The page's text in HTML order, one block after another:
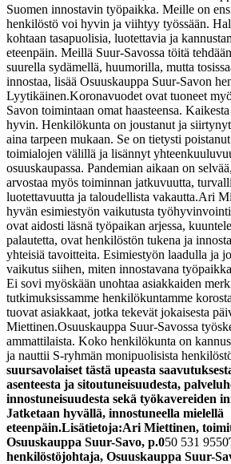
Suomen innostavin työpaikka. Meille on
henkilöstö voi hyvin ja viihtyy työssään.
kohtaan tasapuolisia, luotettavia ja
eteenpäin. Meillä Suur-Savossa töitä
suurella sydämellä, huumorilla, mutta
innostaa, lisää Osuuskauppa Suur-Savon
Lyytikäinen.Koronavuodet ovat tuoneet
Savon toimintaan omat haasteensa.
hyvin. Henkilökunta on joustanut ja
aina tarpeen mukaan. Se on tietysti
toimialojen välillä ja lisännyt
osuuskaupassa. Pandemian aikaan on
arvostaa myös toiminnan jatkuvuutta,
luotettavuutta ja taloudellista vakautta.Ari
hyvän esimiestyön vaikutusta
ovat aidosti läsnä työpaikan arjessa,
palautetta, ovat henkilöstön tukena ja
yhteisiä tavoitteita. Esimiestyön laadulla ja
vaikutus siihen, miten innostavana
Ei sovi myöskään unohtaa asiakkaiden
tutkimuksissamme henkilökuntamme
tuovat asiakkaat, jotka tekevät jokaisesta
Miettinen.Osuuskauppa Suur-Savossa
ammattilaista. Koko henkilökunta on
ja nauttii S-ryhmän monipuolisista
suursavolaiset tästä upeasta
asenteesta ja sitoutuneisuudesta,
innostuneisuudesta sekä työkavereiden
Jatketaan hyvällä, innostuneella mielellä
eteenpäin.Lisätietoja:Ari Miettinen,
Osuuskauppa Suur-Savo, p.050 531 9550
henkilöstöjohtaja, Osuuskauppa Suur-